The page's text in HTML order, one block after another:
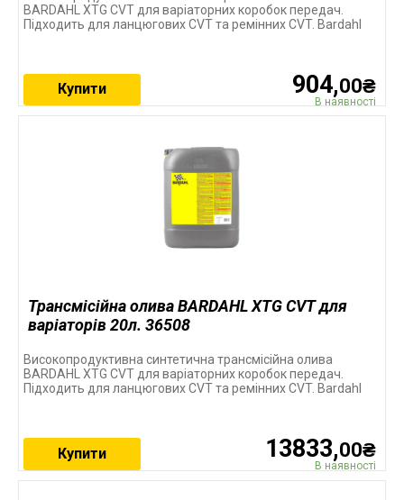
BARDAHL XTG CVT для варіаторних коробок передач.
Підходить для ланцюгових CVT та ремінних CVT. Bardahl
904,00₴
В наявності
Купити
Трансмісійна олива BARDAHL XTG CVT для
варіаторів 20л. 36508
Високопродуктивна синтетична трансмісійна олива
BARDAHL XTG CVT для варіаторних коробок передач.
Підходить для ланцюгових CVT та ремінних CVT. Bardahl
13833,00₴
В наявності
Купити